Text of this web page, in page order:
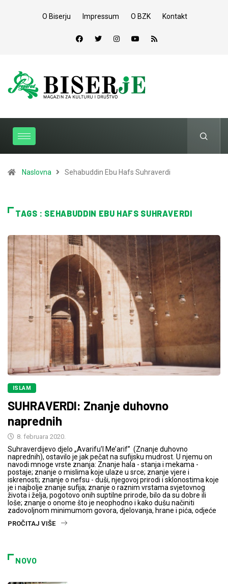
O Biserju Impressum O BZK Kontakt
Naslovna Sehabuddin Ebu Hafs Suhraverdi
TAGS : SEHABUDDIN EBU HAFS SUHRAVERDI
ISLAM
SUHRAVERDI: Znanje duhovno
naprednih
8. februara 2020.
Suhraverdijevo djelo „Avarifu’l Me’arif” (Znanje duhovno
naprednih), ostavilo je jak pečat na sufijsku mudrost. U njemu on
navodi mnoge vrste znanja: Znanje hala - stanja i mekama -
postaje; znanje o mislima koje ulaze u srce; znanje vjere i
iskrenosti; znanje o nefsu - duši, njegovoj prirodi i sklonostima koje
je i najbolje znanje sufija; znanje o raznim vrstama svjetovnog
života i želja, pogotovo onih suptilne prirode, bilo da su dobre ili
loše; znanje o onome što je neophodno i kako dušu načiniti
zadovoljnom minimumom govora, djelovanja, hrane i pića, odjeće
PROČITAJ VIŠE
NOVO